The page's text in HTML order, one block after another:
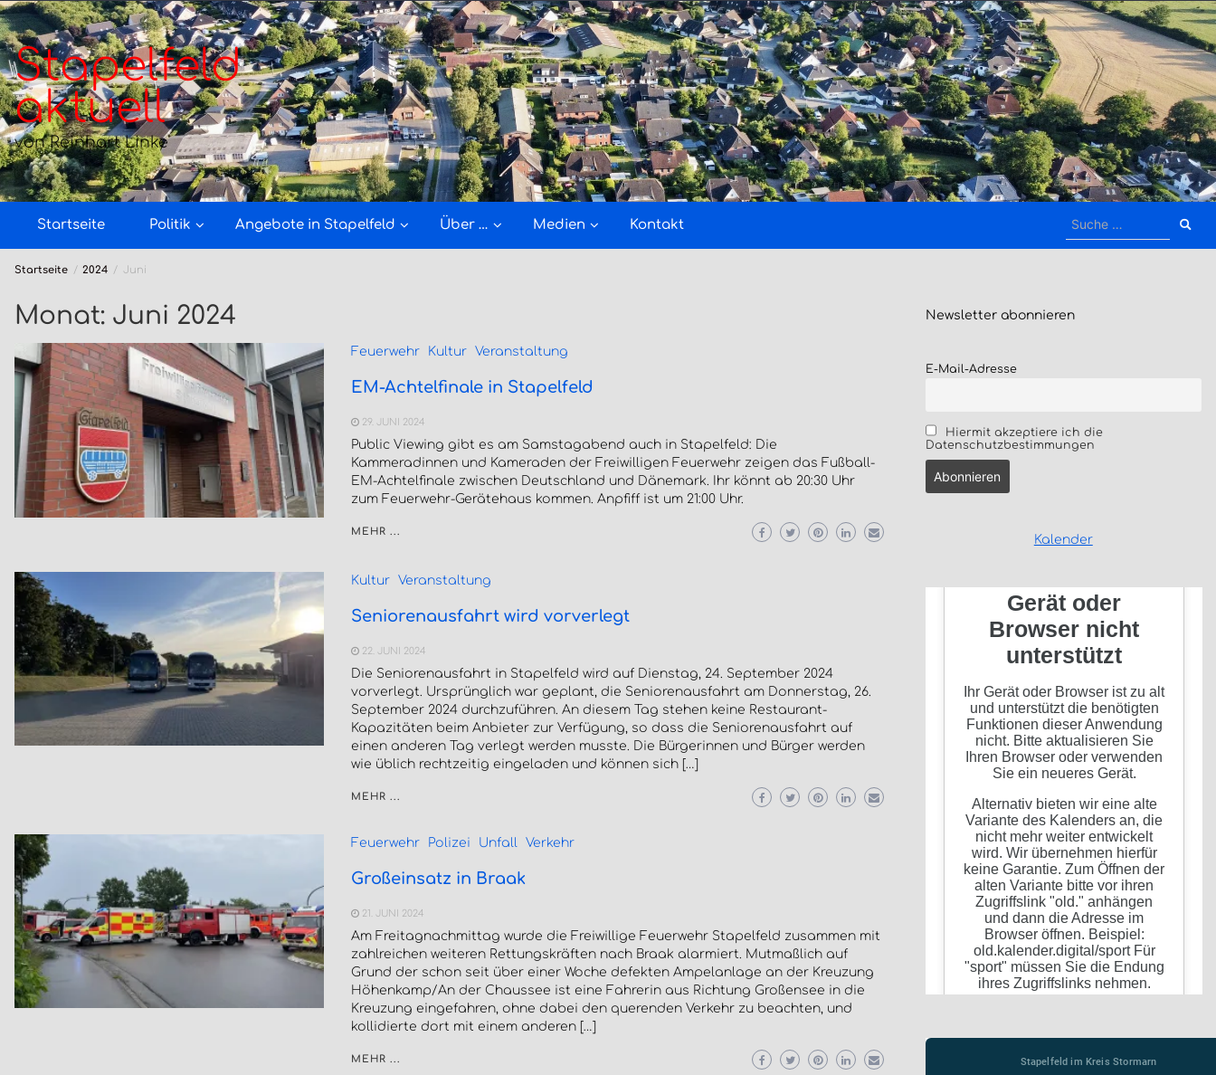
Zum
Inhalt
springen
Stapelfeld
aktuell
von Reinhart Linke
Startseite Politik Angebote in Stapelfeld Über … Medien Kontakt
Suche
Startseite 2024 Juni
Monat: Juni 2024
Feuerwehr Kultur Veranstaltung
EM-Achtelfinale in Stapelfeld
29. JUNI 2024
Public Viewing gibt es am Samstagabend auch in Stapelfeld: Die
Kammeradinnen und Kameraden der Freiwilligen Feuerwehr zeigen das Fußball-
EM-Achtelfinale zwischen Deutschland und Dänemark. Ihr könnt ab 20:30 Uhr
zum Feuerwehr-Gerätehaus kommen. Anpfiff ist um 21:00 Uhr.
MEHR ...
Kultur Veranstaltung
Seniorenausfahrt wird vorverlegt
22. JUNI 2024
Die Seniorenausfahrt in Stapelfeld wird auf Dienstag, 24. September 2024
vorverlegt. Ursprünglich war geplant, die Seniorenausfahrt am Donnerstag, 26.
September 2024 durchzuführen. An diesem Tag stehen keine Restaurant-
Kapazitäten beim Anbieter zur Verfügung, so dass die Seniorenausfahrt auf
einen anderen Tag verlegt werden musste. Die Bürgerinnen und Bürger werden
wie üblich rechtzeitig eingeladen und können sich […]
MEHR ...
Feuerwehr Polizei Unfall Verkehr
Großeinsatz in Braak
21. JUNI 2024
Am Freitagnachmittag wurde die Freiwillige Feuerwehr Stapelfeld zusammen mit
zahlreichen weiteren Rettungskräften nach Braak alarmiert. Mutmaßlich auf
Grund der schon seit über einer Woche defekten Ampelanlage an der Kreuzung
Höhenkamp/An der Chaussee ist eine Fahrerin aus Richtung Großensee in die
Kreuzung eingefahren, ohne dabei den querenden Verkehr zu beachten, und
kollidierte dort mit einem anderen […]
MEHR ...
Newsletter abonnieren
E-Mail-Adresse
Hiermit akzeptiere ich die
Datenschutzbestimmungen
Kalender